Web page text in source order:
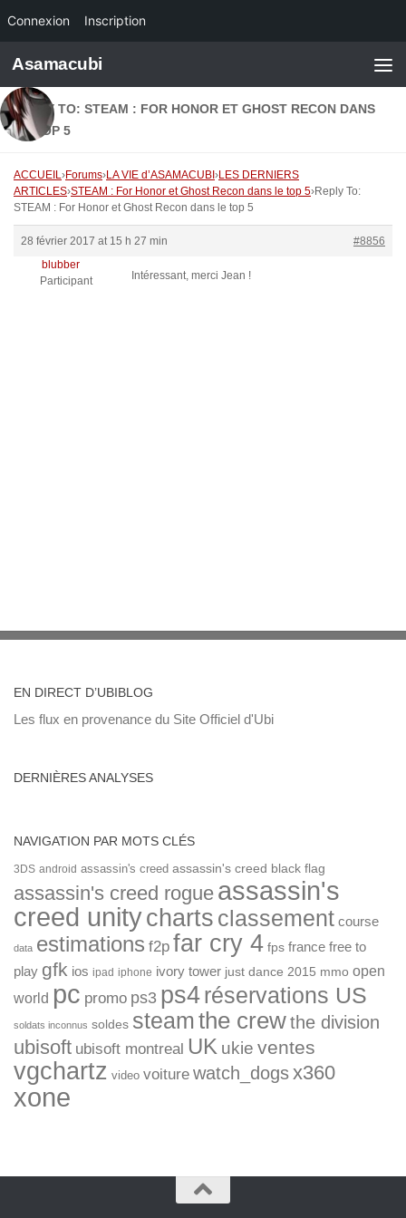
Connexion Inscription
Skip to content
Asamacubi
REPLY TO: STEAM : FOR HONOR ET GHOST RECON DANS
LE TOP 5
ACCUEIL›Forums›LA VIE d’ASAMACUBI ›LES DERNIERS
ARTICLES›STEAM : For Honor et Ghost Recon dans le top 5›Reply To:
STEAM : For Honor et Ghost Recon dans le top 5
28 février 2017 at 15 h 27 min
#8856
blubber
Participant
Intéressant, merci Jean !
EN DIRECT D’UBIBLOG
Les flux en provenance du Site Officiel d'Ubi
DERNIÈRES ANALYSES
NAVIGATION PAR MOTS CLÉS
3DS android assassin's creed assassin's creed black flag
assassin's creed rogue assassin's
creed unitycharts classement course
data estimations f2p far cry 4 fps france free to
play gfk ios ipad iphone ivory tower just dance 2015 mmo open
world pc promo ps3 ps4réservations US
soldats inconnus soldes steamthe crewthe division
ubisoft ubisoft montreal UK ukie ventes
vgchartz video voiture watch_dogsx360
xone